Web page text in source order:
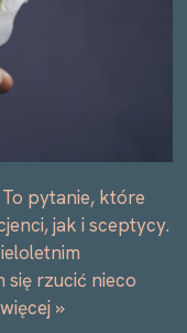
pytanie, które
jak i sceptycy.
się rzucić nieco
»